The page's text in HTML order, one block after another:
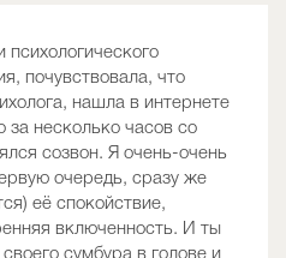
психологического
почувствовала, что
нашла в интернете
за несколько часов со
созвон. Я очень-очень
очередь, сразу же
её спокойствие,
включенность. И ты
сумбура в голове и